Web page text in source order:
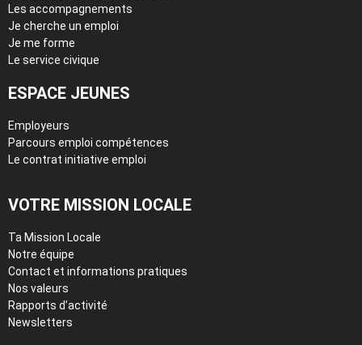
Les accompagnements
Je cherche un emploi
Je me forme
Le service civique
ESPACE JEUNES
Employeurs
Parcours emploi compétences
Le contrat initiative emploi
VOTRE MISSION LOCALE
Ta Mission Locale
Notre équipe
Contact et informations pratiques
Nos valeurs
Rapports d’activité
Newsletters